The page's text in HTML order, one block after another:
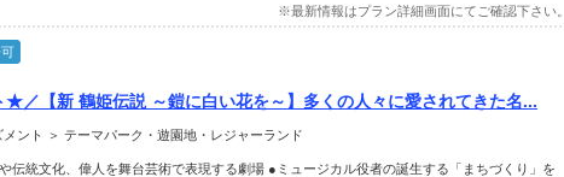
※最新情報はプラン詳細画面にてご確認下さい。
★／【新 鶴姫伝説 ～鎧に白い花を～】多くの人々に愛されてきた名...
ント ＞ テーマパーク・遊園地・レジャーランド
伝統文化、偉人を舞台芸術で表現する劇場 ●ミュージカル役者の誕生する「まちづくり」を